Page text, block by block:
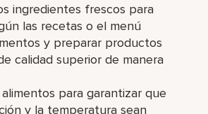
ingredientes frescos para
las recetas o el menú
y preparar productos
calidad superior de manera
para garantizar que
y la temperatura sean